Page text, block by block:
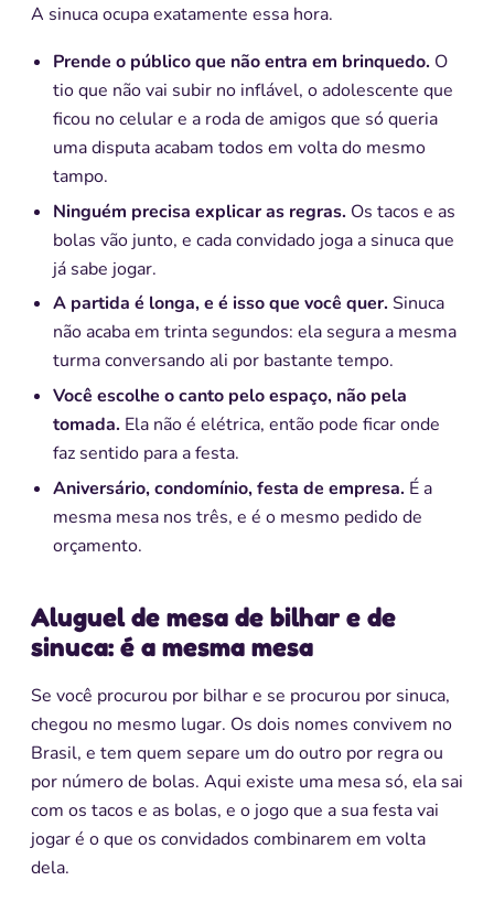
A sinuca ocupa exatamente essa hora.
Prende o público que não entra em brinquedo. O
tio que não vai subir no inflável, o adolescente que
ficou no celular e a roda de amigos que só queria
uma disputa acabam todos em volta do mesmo
tampo.
Ninguém precisa explicar as regras. Os tacos e as
bolas vão junto, e cada convidado joga a sinuca que
já sabe jogar.
A partida é longa, e é isso que você quer.Sinuca
não acaba em trinta segundos: ela segura a mesma
turma conversando ali por bastante tempo.
Você escolhe o canto pelo espaço, não pela
tomada. Ela não é elétrica, então pode ficar onde
faz sentido para a festa.
Aniversário, condomínio, festa de empresa. É a
mesma mesa nos três, e é o mesmo pedido de
orçamento.
Aluguel de mesa de bilhar e de
sinuca: é a mesma mesa
Se você procurou por bilhar e se procurou por sinuca,
chegou no mesmo lugar. Os dois nomes convivem no
Brasil, e tem quem separe um do outro por regra ou
por número de bolas. Aqui existe uma mesa só, ela sai
com os tacos e as bolas, e o jogo que a sua festa vai
jogar é o que os convidados combinarem em volta
dela.